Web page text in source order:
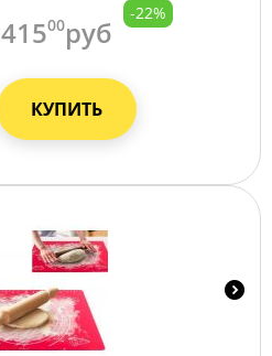
41500руб
-22%
КУПИТЬ